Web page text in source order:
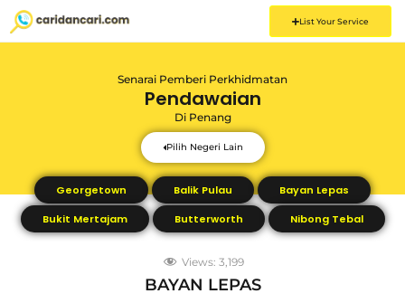
List Your Service
Senarai Pemberi Perkhidmatan
Pendawaian
Di Penang
Pilih Negeri Lain
Georgetown Balik Pulau
Bayan Lepas
Bukit Mertajam
Butterworth Nibong Tebal
Views: 3,199
BAYAN LEPAS